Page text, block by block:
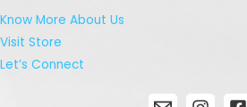
Know More About Us
Visit Store
Let’s Connect